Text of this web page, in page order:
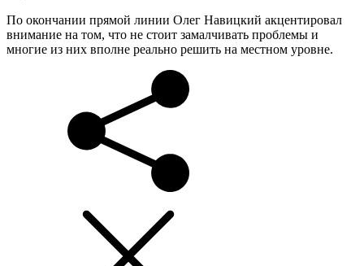
По окончании прямой линии Олег Навицкий акцентировал
внимание на том, что не стоит замалчивать проблемы и
многие из них вполне реально решить на местном уровне.